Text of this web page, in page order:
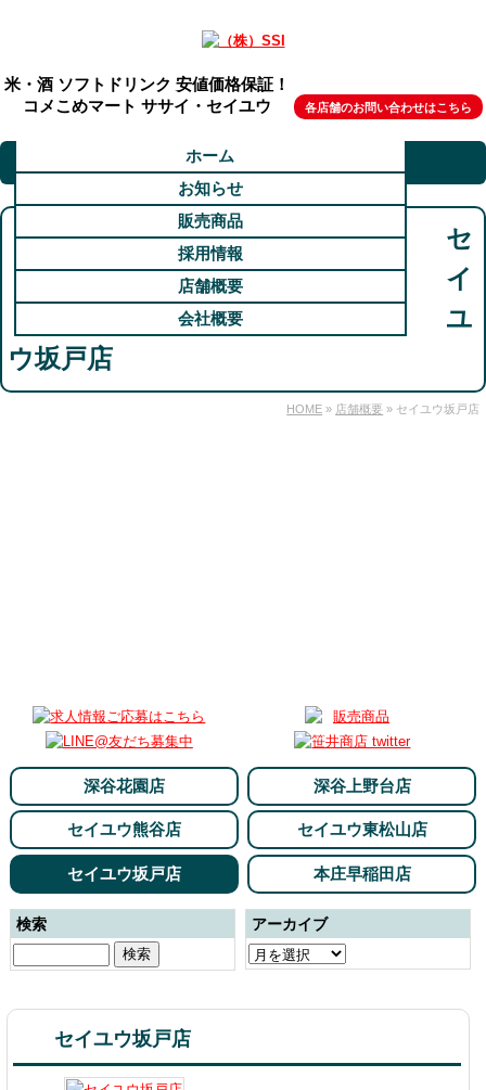
米・酒 ソフトドリンク 安値価格保証！
コメこめマート ササイ・セイユウ
各店舗のお問い合わせはこちら
ホーム
お知らせ
販売商品
採用情報
店舗概要
会社概要
セ
イ
ユ
ウ坂戸店
HOME » 店舗概要 » セイユウ坂戸店
深谷花園店 深谷上野台店
セイユウ熊谷店 セイユウ東松山店
セイユウ坂戸店 本庄早稲田店
検索 アーカイブ
セイユウ坂戸店